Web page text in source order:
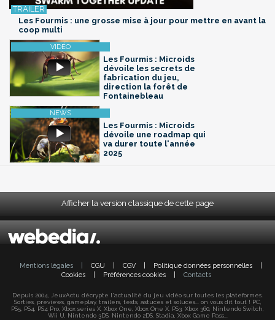
Les Fourmis : une grosse mise à jour pour mettre en avant la
coop multi
Les Fourmis : Microids
dévoile les secrets de
fabrication du jeu,
direction la forêt de
Fontainebleau
Les Fourmis : Microids
dévoile une roadmap qui
va durer toute l'année
2025
Afficher la version classique de cette page
Mentions légales CGU CGV Politique données personnelles
Cookies
Préférences cookies Contacts
Depuis 2004, JeuxActu décrypte l'actualité du jeu vidéo sur toutes les plateformes.
Sorties, previews, gameplay, trailers, tests, astuces et soluces... on vous dit tout ! PC,
PS5, PS4, PS4 Pro, Xbox series X, Xbox One, Xbox One X, PS3, Xbox 360, Nintendo Switch,
Wii U, Nintendo 3DS, Nintendo 2DS, Stadia, Xbox Game Pass...